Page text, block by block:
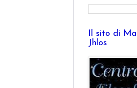
Il sito di
Jhlos